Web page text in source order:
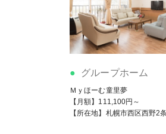
グループホーム
Ｍｙほーむ童里夢
【月額】111,100円～
【所在地】札幌市西区西野2